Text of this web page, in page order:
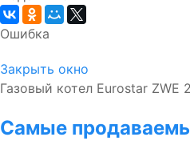
Ошибка
Закрыть окно
Газовый котел Eurostar ZWE
Самые